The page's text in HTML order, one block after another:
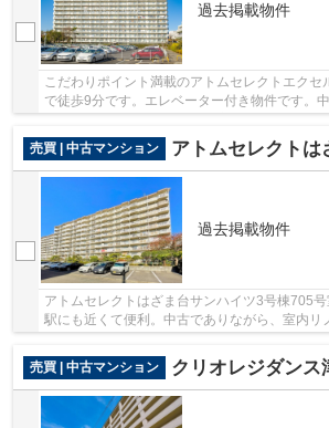
過去掲載物件
こだわりポイント満載のアトムセレクトエクセ
で徒歩9分です。エレベーター付き物件です。
売買 | 中古マンション
アトムセレクトはざま台サン
過去掲載物件
アトムセレクトはざま台サンハイツ3号棟705号
駅にも近くて便利。中古でありながら、室内リ
いな一押しのマンションとなっています。また
売買 | 中古マンション
クリオレジダンス